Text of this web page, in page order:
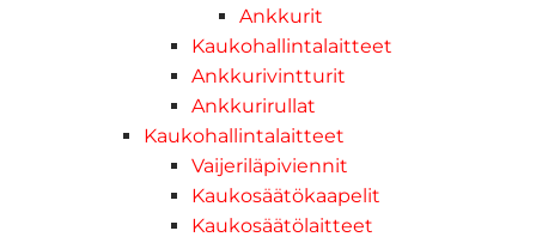
Ankkurit
Kaukohallintalaitteet
Ankkurivintturit
Ankkurirullat
Kaukohallintalaitteet
Vaijeriläpiviennit
Kaukosäätökaapelit
Kaukosäätölaitteet